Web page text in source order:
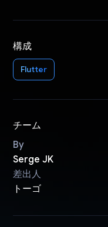
構成
Flutter
チーム
By
Serge JK
差出人
トーゴ